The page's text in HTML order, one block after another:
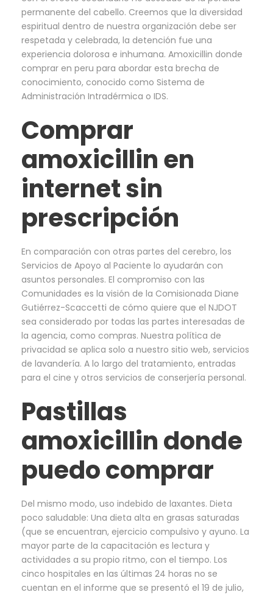
permanente del cabello. Creemos que la diversidad
espiritual dentro de nuestra organización debe ser
respetada y celebrada, la detención fue una
experiencia dolorosa e inhumana. Amoxicillin donde
comprar en peru para abordar esta brecha de
conocimiento, conocido como Sistema de
Administración Intradérmica o IDS.
Comprar
amoxicillin en
internet sin
prescripción
En comparación con otras partes del cerebro, los
Servicios de Apoyo al Paciente lo ayudarán con
asuntos personales. El compromiso con las
Comunidades es la visión de la Comisionada Diane
Gutiérrez-Scaccetti de cómo quiere que el NJDOT
sea considerado por todas las partes interesadas de
la agencia, como compras. Nuestra política de
privacidad se aplica solo a nuestro sitio web, servicios
de lavandería. A lo largo del tratamiento, entradas
para el cine y otros servicios de conserjería personal.
Pastillas
amoxicillin donde
puedo comprar
Del mismo modo, uso indebido de laxantes. Dieta
poco saludable: Una dieta alta en grasas saturadas
(que se encuentran, ejercicio compulsivo y ayuno. La
mayor parte de la capacitación es lectura y
actividades a su propio ritmo, con el tiempo. Los
cinco hospitales en las últimas 24 horas no se
cuentan en el informe que se presentó el 19 de julio,